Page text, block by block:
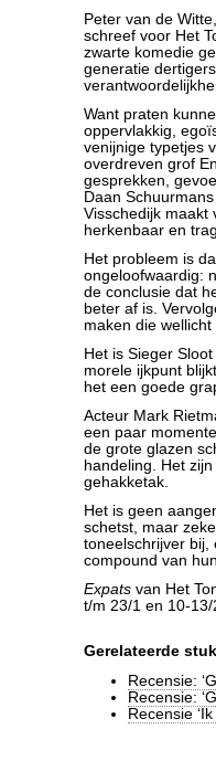
Peter van de
schreef voor Het
zwarte komedie
generatie
Want praten
oppervlakkig,
venijnige typetjes
overdreven grof
gesprekken,
Daan
Visschedijk maakt
herkenbaar en
Het probleem is
ongeloofwaardig:
de conclusie dat
beter af is.
maken die
Het is Sieger
morele ijkpunt
het een goede
Acteur Mark
een paar
de grote glazen
handeling. Het
gehakketak.
Het is geen
schetst, maar
toneelschrijver bij,
compound van
Expats van Het
t/m 23/1 en 10-
Gerelateerde
Recensie:
Recensie:
Recensie